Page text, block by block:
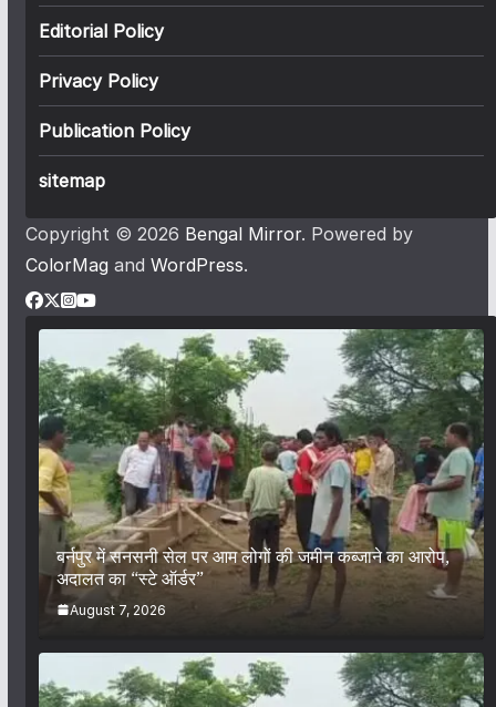
Editorial Policy
Privacy Policy
Publication Policy
sitemap
Copyright © 2026 Bengal Mirror. Powered by
ColorMag and WordPress.
बर्नपुर में सनसनी सेल पर आम लोगों की जमीन कब्जाने का आरोप,
अदालत का “स्टे ऑर्डर”
August 7, 2026